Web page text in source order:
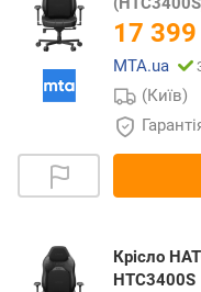
17 399
MTA.ua
(Київ)
Крісло
HTC3400S